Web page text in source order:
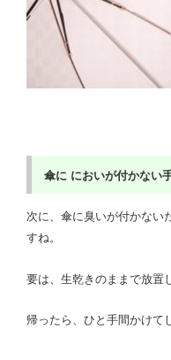
傘に においが付かない
次に、傘に臭いが付かない
すね。
要は、生乾きのままで放置
帰ったら、ひと手間かけて